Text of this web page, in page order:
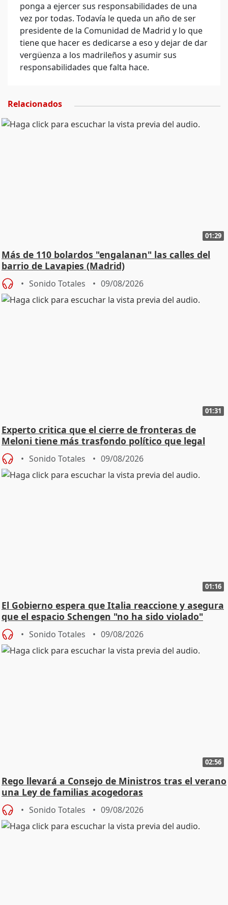
ponga a ejercer sus responsabilidades de una
vez por todas. Todavía le queda un año de ser
presidente de la Comunidad de Madrid y lo que
tiene que hacer es dedicarse a eso y dejar de dar
vergüenza a los madrileños y asumir sus
responsabilidades que falta hace.
Relacionados
01:29
Más de 110 bolardos "engalanan" las calles del
barrio de Lavapies (Madrid)
Sonido Totales 09/08/2026
01:31
Experto critica que el cierre de fronteras de
Meloni tiene más trasfondo político que legal
Sonido Totales 09/08/2026
01:16
El Gobierno espera que Italia reaccione y asegura
que el espacio Schengen "no ha sido violado"
Sonido Totales 09/08/2026
02:56
Rego llevará a Consejo de Ministros tras el verano
una Ley de familias acogedoras
Sonido Totales 09/08/2026